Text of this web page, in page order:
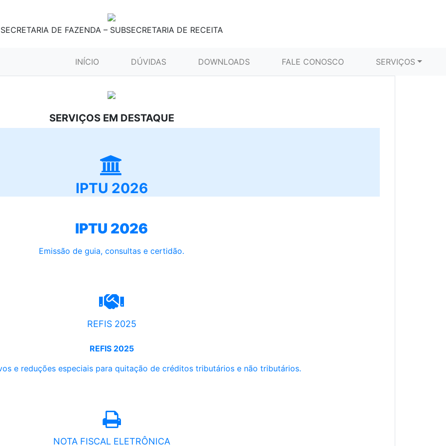
SECRETARIA DE FAZENDA – SUBSECRETARIA DE RECEITA
INÍCIO (CURRENT)DÚVIDAS DOWNLOADS FALE CONOSCO SERVIÇOS
SERVIÇOS EM DESTAQUE
IPTU 2026
IPTU 2026
Emissão de guia, consultas e certidão.
REFIS 2025
REFIS 2025
e reduções especiais para quitação de créditos tributários e não tributários.
NOTA FISCAL ELETRÔNICA